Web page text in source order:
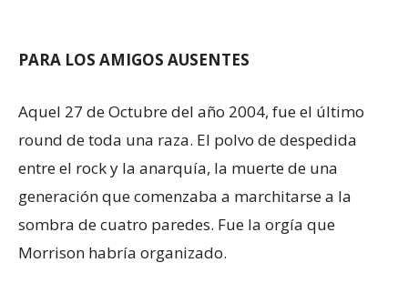
PARA LOS AMIGOS AUSENTES
Aquel 27 de Octubre del año 2004, fue el último
round de toda una raza. El polvo de despedida
entre el rock y la anarquía, la muerte de una
generación que comenzaba a marchitarse a la
sombra de cuatro paredes. Fue la orgía que
Morrison habría organizado.